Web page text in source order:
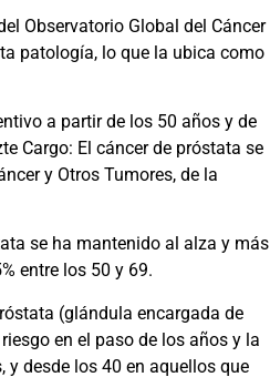
Observatorio Global del Cáncer
patología, lo que la ubica como
a partir de los 50 años y de
Cargo: El cáncer de próstata se
y Otros Tumores, de la
se ha mantenido al alza y más
entre los 50 y 69.
(glándula encargada de
en el paso de los años y la
desde los 40 en aquellos que